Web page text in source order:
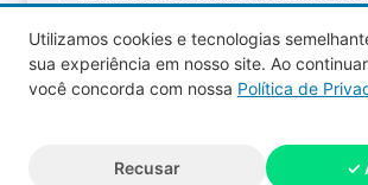
COMÉRCIOS
reservados.
Utilizamos cookies e tecnologias
sua experiência em nosso site. Ao
você concorda com nossa Política de
Recusar ✓